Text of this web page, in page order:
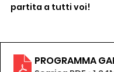
partita a tutti voi!
PROGRAMMA